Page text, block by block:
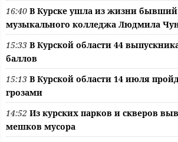
16:40 В Курске ушла из жизни бывший
музыкального колледжа Людмила
15:33 В Курской области 44
баллов
15:13 В Курской области 14 июля
грозами
14:52 Из курских парков и скверов
мешков мусора